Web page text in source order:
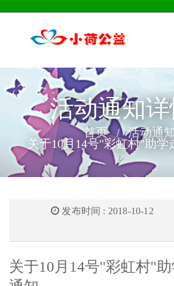
活动通知
首页
活动通知
关于10月14号''彩虹村''助学
发布时间 : 2018-10-12
关于10月14号''彩虹村''